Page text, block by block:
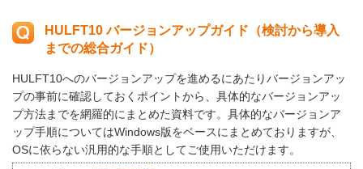
HULFT10 バージョンアップガイド（検討から導入
までの総合ガイド）
HULFT10へのバージョンアップを進めるにあたりバージョンアッ
プの事前に確認しておくポイントから、具体的なバージョンアッ
プ方法までを網羅的にまとめた資料です。具体的なバージョンア
ップ手順についてはWindows版をベースにまとめておりますが、
OSに依らない汎用的な手順としてご使用いただけます。